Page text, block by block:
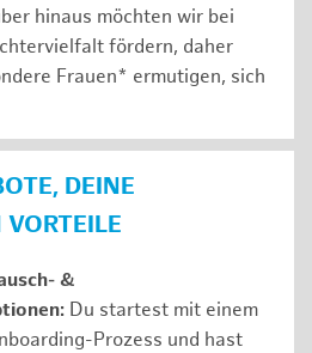
hinaus möchten wir bei
fördern, daher
Frauen* ermutigen, sich
DEINE
&
Du startest mit einem
Prozess und hast